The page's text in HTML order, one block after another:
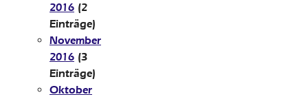
2016 (2
Einträge)
November
2016 (3
Einträge)
Oktober